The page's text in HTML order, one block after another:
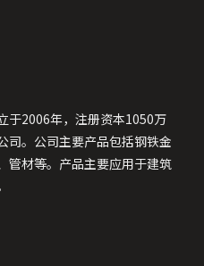
于2006年，注册资本1050万
司。公司主要产品包括钢铁金
管材等。产品主要应用于建筑